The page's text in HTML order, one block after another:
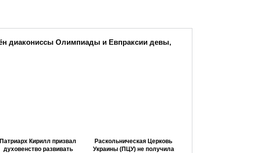
диакониссы Олимпиады и Евпраксии девы,
Патриарх Кирилл призвал
духовенство развивать
Раскольническая Церковь
Украины (ПЦУ) не получила